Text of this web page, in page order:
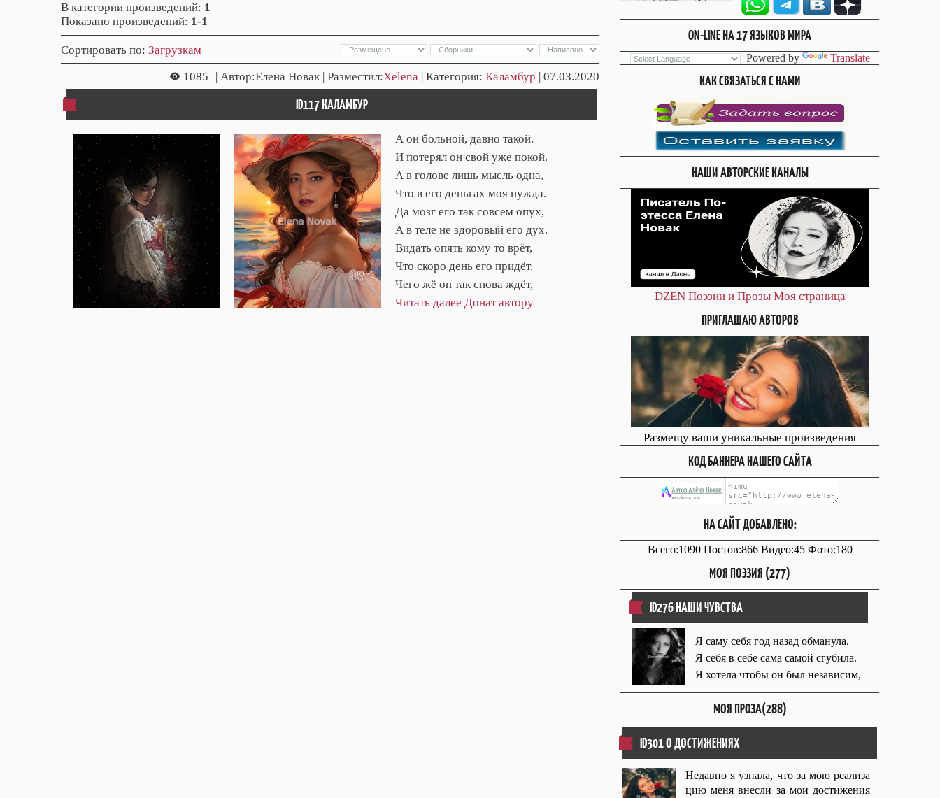
В категории произведений: 1
Показано произведений: 1-1
Сортировать по: Загрузкам
1085 | Автор:Елена Новак | Разместил:Xelena | Категория: Каламбур | 07.03.2020
ID117 КАЛАМБУР
А он больной, давно такой.
И потерял он свой уже покой.
А в голове лишь мысль одна,
Что в его деньгах моя нужда.
Да мозг его так совсем опух,
А в теле не здоровый его дух.
Видать опять кому то врёт,
Что скоро день его придёт.
Чего жё он так снова ждёт,
Читать далее Донат автору
ON-LINE НА 17 ЯЗЫКОВ МИРА
Powered by Translate
КАК СВЯЗАТЬСЯ С НАМИ
НАШИ АВТОРСКИЕ КАНАЛЫ
DZEN Поэзии и Прозы Моя страница
ПРИГЛАШАЮ АВТОРОВ
Размещу ваши уникальные произведения
КОД БАННЕРА НАШЕГО САЙТА
НА САЙТ ДОБАВЛЕНО:
Всего:1090 Постов:866 Видео:45 Фото:180
МОЯ ПОЭЗИЯ (277)
ID276 НАШИ ЧУВСТВА
Я саму себя год назад обманула,
Я себя в себе сама самой сгубила.
Я хотела чтобы он был независим,
МОЯ ПРОЗА(288)
ID301 О ДОСТИЖЕНИЯХ
Недавно я узнала, что за мою реализа
цию меня внесли за мои достижения